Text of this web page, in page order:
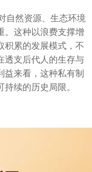
自然资源、生态环境
。这种以浪费支撑增
积累的发展模式，不
透支后代人的生存与
益来看，这种私有制
续的历史局限。